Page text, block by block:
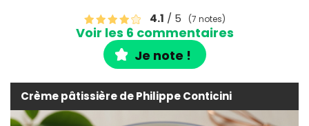
4.1 / 5 (7 notes)
Voir les 6 commentaires
Je note !
Crème pâtissière de Philippe Conticini